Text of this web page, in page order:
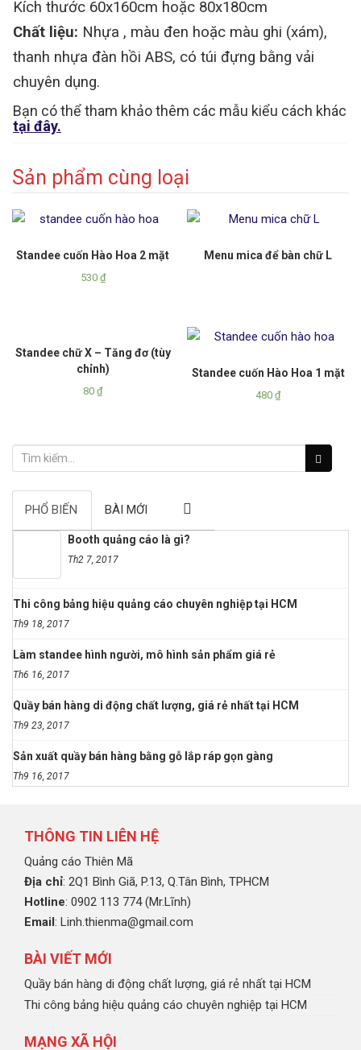
Kích thước 60x160cm hoặc 80x180cm
Chất liệu: Nhựa , màu đen hoặc màu ghi (xám),
thanh nhựa đàn hồi ABS, có túi đựng bằng vải
chuyên dụng.
Bạn có thể tham khảo thêm các mẫu kiểu cách khác
tại đây.
Sản phẩm cùng loại
Standee cuốn Hào Hoa 2 mặt
530 ₫
Menu mica để bàn chữ L
Standee chữ X – Tăng đơ (tùy
chỉnh)
80₫
Standee cuốn Hào Hoa 1 mặt
480₫
PHỔ BIẾN BÀI MỚI
Booth quảng cáo là gì?
Th2 7, 2017
Thi công bảng hiệu quảng cáo chuyên nghiệp tại HCM
Th9 18, 2017
Làm standee hình người, mô hình sản phẩm giá rẻ
Th6 16, 2017
Quầy bán hàng di động chất lượng, giá rẻ nhất tại HCM
Th9 23, 2017
Sản xuất quầy bán hàng bằng gỗ lắp ráp gọn gàng
Th9 16, 2017
THÔNG TIN LIÊN HỆ
Quảng cáo Thiên Mã
Địa chỉ: 2Q1 Bình Giã, P.13, Q.Tân Bình, TPHCM
Hotline: 0902 113 774 (Mr.Lĩnh)
Email : Linh.thienma@gmail.com
BÀI VIẾT MỚI
Quầy bán hàng di động chất lượng, giá rẻ nhất tại HCM
Thi công bảng hiệu quảng cáo chuyên nghiệp tại HCM
MẠNG XÃ HỘI